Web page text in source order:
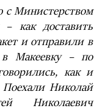
с Министерством
как доставить
и отправили в
Макеевку – по
как и
Николай
Николаевич